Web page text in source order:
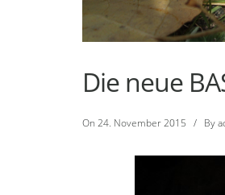
Die neue
On 24. November 2015 / By